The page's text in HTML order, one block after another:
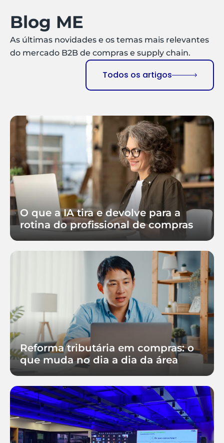
Blog ME
As últimas novidades e os temas mais relevantes
do mercado B2B de compras e supply chain.
Todos os artigos
O que a IA tira e devolve para a
rotina do profissional de compras
Reforma tributária em compras: o
que muda no dia a dia da área